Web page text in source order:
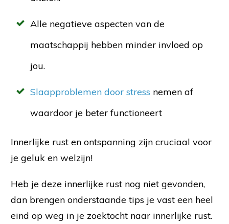
Alle negatieve aspecten van de
maatschappij hebben minder invloed op
jou.
Slaapproblemen door stress nemen af
waardoor je beter functioneert
Innerlijke rust en ontspanning zijn cruciaal voor
je geluk en welzijn!
Heb je deze innerlijke rust nog niet gevonden,
dan brengen onderstaande tips je vast een heel
eind op weg in je zoektocht naar innerlijke rust.